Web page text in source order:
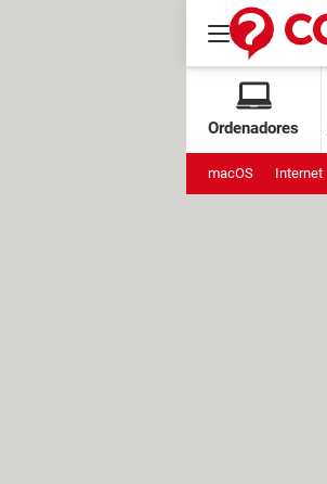
Ordenadores
macOS Internet